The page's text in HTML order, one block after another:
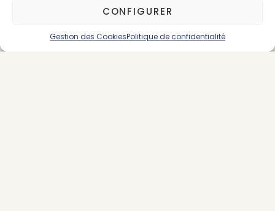
CONFIGURER
Gestion des CookiesPolitique de confidentialité
L’entretien des chaussures ne s’arrête pas aux
d’être bichonnées pour pouvoir ainsi les garder le